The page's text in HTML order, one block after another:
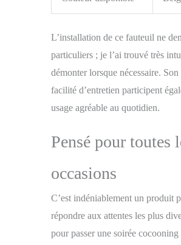
heures
fauteuil
livré
confort
ou
L’installation de ce fauteuil ne
particuliers ; je l’ai trouvé très
démonter lorsque nécessaire.
facilité d’entretien participent
usage agréable au quotidien.
Pensé pour toutes
occasions
C’est indéniablement un produit
répondre aux attentes les plus
pour passer une soirée